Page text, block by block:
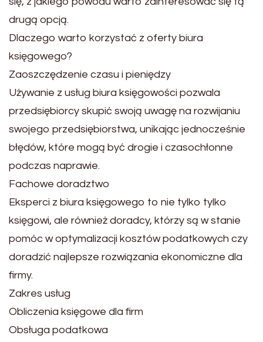
drugą opcją.
Dlaczego warto korzystać z oferty biura
księgowego?
Zaoszczędzenie czasu i pieniędzy
Używanie z usług biura księgowości pozwala
przedsiębiorcy skupić swoją uwagę na rozwijaniu
swojego przedsiębiorstwa, unikając jednocześnie
błędów, które mogą być drogie i czasochłonne
podczas naprawie.
Fachowe doradztwo
Eksperci z biura księgowego to nie tylko tylko
księgowi, ale również doradcy, którzy są w stanie
pomóc w optymalizacji kosztów podatkowych czy
doradzić najlepsze rozwiązania ekonomiczne dla
firmy.
Zakres usług
Obliczenia księgowe dla firm
Obsługa podatkowa